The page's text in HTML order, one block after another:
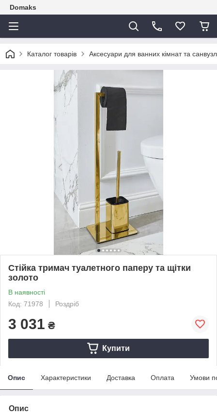
Domaks
Каталог товарів Аксесуари для ванних кімнат та
Стійка тримач туалетного паперу та щітки
золото
В наявності
Код: 71978
Роздріб
3 031 ₴
Купити
Опис Характеристики Доставка Оплата Умови
Опис